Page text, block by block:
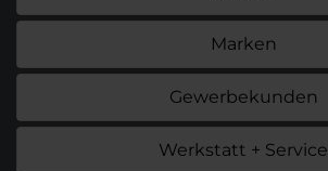
Marken
Gewerbekunden
Werkstatt + Service